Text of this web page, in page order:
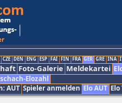
CZE DEN ENG ESP FAI FIN FRA GER GRE INA
Foto-Galerie Meldekartei
Elozahl
AUT Spieler anmelden Elo AUT